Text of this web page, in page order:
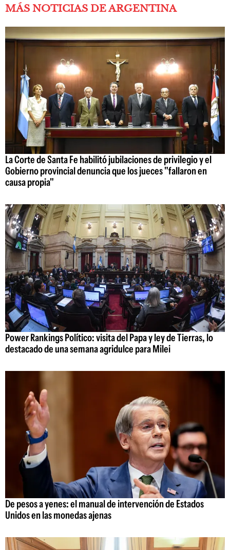
MÁS NOTICIAS DE ARGENTINA
La Corte de Santa Fe habilitó jubilaciones de privilegio y el
Gobierno provincial denuncia que los jueces "fallaron en
causa propia"
Power Rankings Político: visita del Papa y ley de Tierras, lo
destacado de una semana agridulce para Milei
De pesos a yenes: el manual de intervención de Estados
Unidos en las monedas ajenas